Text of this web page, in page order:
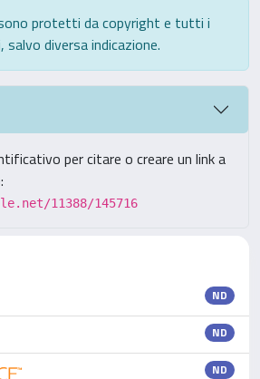
protetti da copyright e tutti i
diversa indicazione.
per citare o creare un link a
11388/145716
ND
ND
ND